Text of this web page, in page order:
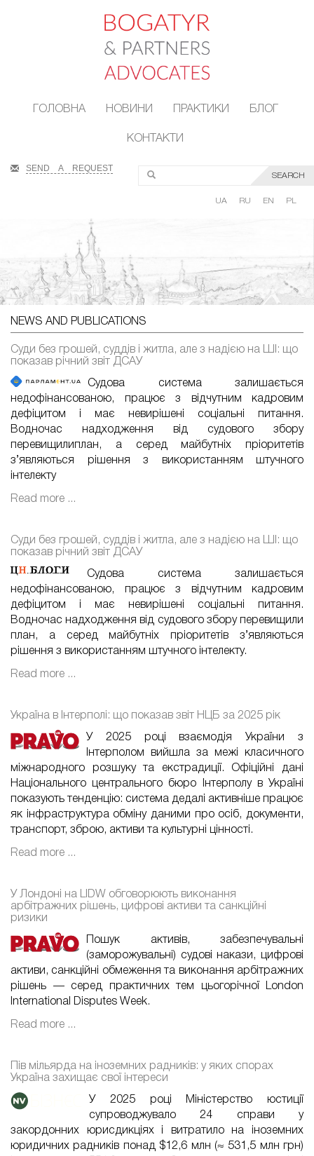
ГОЛОВНА НОВИНИ ПРАКТИКИ БЛОГ
КОНТАКТИ
SEND A REQUEST
SEARCH
UA RU EN PL
NEWS AND PUBLICATIONS
Суди без грошей, суддів і житла, але з надією на ШІ: що
показав річний звіт ДСАУ
Судова система залишається
недофінансованою, працює з відчутним кадровим
дефіцитом і має невирішені соціальні питання.
Водночас надходження від судового збору
перевищилиплан, а серед майбутніх пріоритетів
з’являються рішення з використанням штучного
інтелекту
Read more ...
Суди без грошей, суддів і житла, але з надією на ШІ: що
показав річний звіт ДСАУ
Судова система залишається
недофінансованою, працює з відчутним кадровим
дефіцитом і має невирішені соціальні питання.
Водночас надходження від судового збору перевищили
план, а серед майбутніх пріоритетів з’являються
рішення з використанням штучного інтелекту.
Read more ...
Україна в Інтерполі: що показав звіт НЦБ за 2025 рік
У 2025 році взаємодія України з
Інтерполом вийшла за межі класичного
міжнародного розшуку та екстрадиції. Офіційні дані
Національного центрального бюро Інтерполу в Україні
показують тенденцію: система дедалі активніше працює
як інфраструктура обміну даними про осіб, документи,
транспорт, зброю, активи та культурні цінності.
Read more ...
У Лондоні на LIDW обговорюють виконання
арбітражних рішень, цифрові активи та санкційні
ризики
Пошук активів, забезпечувальні
(заморожувальні) судові накази, цифрові
активи, санкційні обмеження та виконання арбітражних
рішень — серед практичних тем цьогорічної London
International Disputes Week.
Read more ...
Пів мільярда на іноземних радників: у яких спорах
Україна захищає свої інтереси
У 2025 році Міністерство юстиції
супроводжувало 24 справи у
закордонних юрисдикціях і витратило на іноземних
юридичних радників понад $12,6 млн (≈ 531,5 млн грн)